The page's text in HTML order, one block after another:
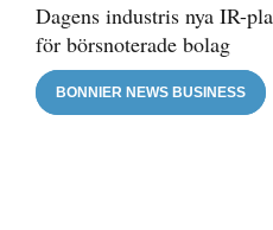
Dagens industris nya IR-
för börsnoterade bolag
BONNIER NEWS BUSINESS